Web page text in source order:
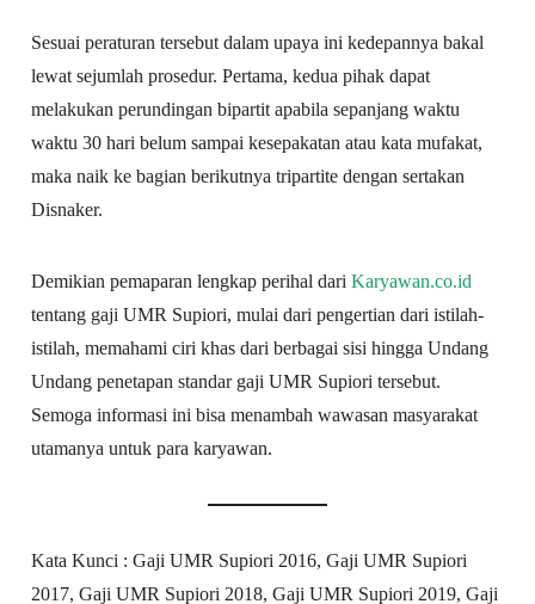
Sesuai peraturan tersebut dalam upaya ini kedepannya bakal
lewat sejumlah prosedur. Pertama, kedua pihak dapat
melakukan perundingan bipartit apabila sepanjang waktu
waktu 30 hari belum sampai kesepakatan atau kata mufakat,
maka naik ke bagian berikutnya tripartite dengan sertakan
Disnaker.
Demikian pemaparan lengkap perihal dariKaryawan.co.id
tentang gaji UMR Supiori, mulai dari pengertian dari istilah-
istilah, memahami ciri khas dari berbagai sisi hingga Undang
Undang penetapan standar gaji UMR Supiori tersebut.
Semoga informasi ini bisa menambah wawasan masyarakat
utamanya untuk para karyawan.
Kata Kunci : Gaji UMR Supiori 2016, Gaji UMR Supiori
2017, Gaji UMR Supiori 2018, Gaji UMR Supiori 2019, Gaji